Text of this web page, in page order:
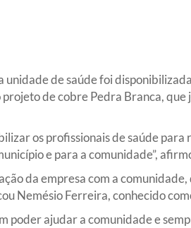
unidade de saúde foi
de cobre Pedra Branca,
os profissionais de saúde
e para a comunidade”,
da empresa com a
Nemésio Ferreira, conhecido
poder ajudar a comunidade e